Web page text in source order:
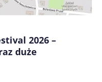
2026 –
duże